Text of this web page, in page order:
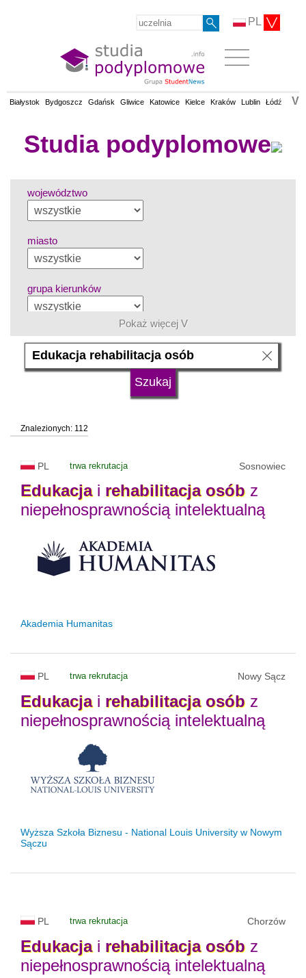
PL
Białystok Bydgoszcz Gdańsk Gliwice Katowice Kielce Kraków Lublin Łódź V
Studia podyplomowe
województwo
miasto
grupa kierunków
język
status uczelni
Pokaż więcej V
Znalezionych: 112
PL trwa rekrutacja Sosnowiec
Edukacjai rehabilitacja osób z
niepełnosprawnością intelektualną
Akademia Humanitas
PL trwa rekrutacja Nowy Sącz
Edukacjai rehabilitacja osób z
niepełnosprawnością intelektualną
Wyższa Szkoła Biznesu - National Louis University w Nowym
Sączu
PL trwa rekrutacja Chorzów
Edukacjai rehabilitacja osób z
niepełnosprawnością intelektualną